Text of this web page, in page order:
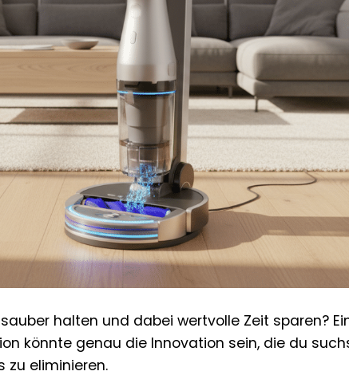
halten und dabei wertvolle Zeit sparen?
könnte genau die Innovation sein, die du
zu eliminieren.